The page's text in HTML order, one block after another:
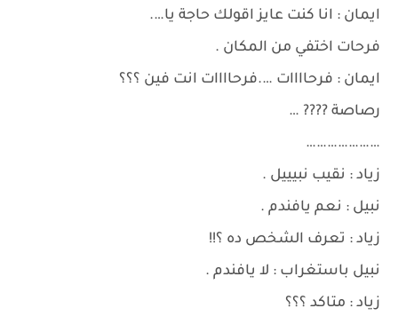
ايمان : انا كنت عايز اقولك حاجة يا….
فرحات اختفي من المكان .
ايمان : فرحاااات ….فرحاااات انت فين ؟؟؟
رصاصة ???? …
…………………
زياد : نقيب نبيييل .
نبيل : نعم يافندم .
زياد : تعرف الشخص ده ؟!!
نبيل باستغراب : لا يافندم .
زياد : متاكد ؟؟؟